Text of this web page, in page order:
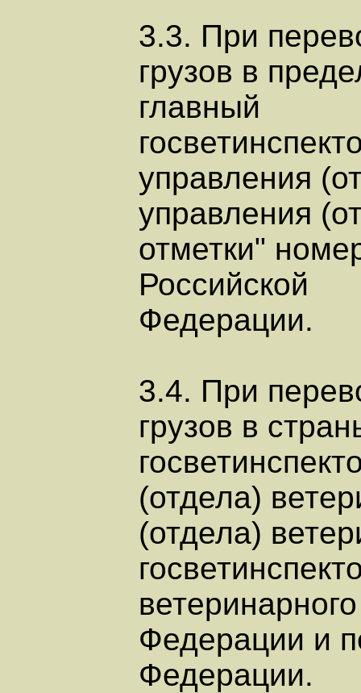
3.3. При
грузов в
главный
управления
управления
отметки"
Российской
Федерации.
3.4. При
грузов в
(отдела)
(отдела)
Федерации и
Федерации.